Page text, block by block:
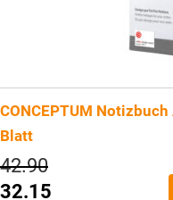
CONCEPTUM
Blatt
42.90Ursprünglicher
Preis
war:
32.15